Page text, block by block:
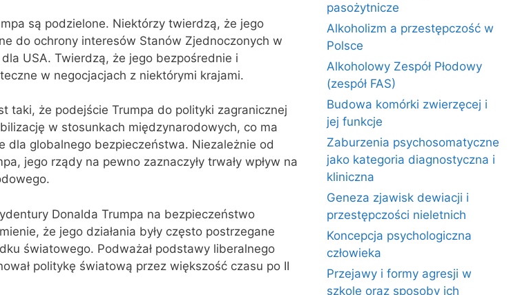
są podzielone. Niektórzy twierdzą, że jego
do ochrony interesów Stanów Zjednoczonych w
USA. Twierdzą, że jego bezpośrednie i
w negocjacjach z niektórymi krajami.
taki, że podejście Trumpa do polityki zagranicznej
w stosunkach międzynarodowych, co ma
dla globalnego bezpieczeństwa. Niezależnie od
jego rządy na pewno zaznaczyły trwały wpływ na
Donalda Trumpa na bezpieczeństwo
że jego działania były często postrzegane
światowego. Podważał podstawy liberalnego
politykę światową przez większość czasu po II
pasożytnicze
Alkoholizm a przestępczość w
Polsce
Alkoholowy Zespół Płodowy
(zespół FAS)
Budowa komórki zwierzęcej i
jej funkcje
Zaburzenia psychosomatyczne
jako kategoria diagnostyczna i
kliniczna
Geneza zjawisk dewiacji i
przestępczości nieletnich
Koncepcja psychologiczna
człowieka
Przejawy i formy agresji w
szkole oraz sposoby ich